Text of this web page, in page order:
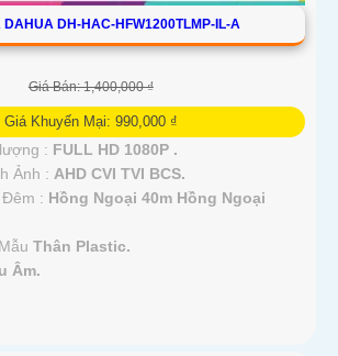
DAHUA DH-HAC-HFW1200TLMP-IL-A
Giá Bán: 1,400,000 ₫
Giá Khuyến Mại: 990,000 ₫
: FULL HD 1080P .
Ảnh : AHD CVI TVI BCS.
Đêm : Hồng Ngoại 40m Hồng Ngoại
Thân Plastic.
Âm.